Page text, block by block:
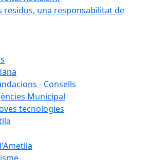
residus, una responsabilitat de
- Consells
Municipal
tecnologies